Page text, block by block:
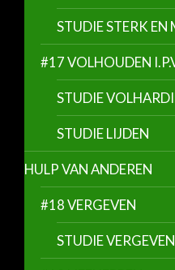
STUDIE STERK EN
#17 VOLHOUDEN
STUDIE
STUDIE LIJDEN
HULP VAN ANDEREN
#18 VERGEVEN
STUDIE VERGEVEN